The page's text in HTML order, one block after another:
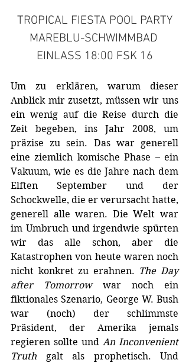
TROPICAL FIESTA POOL PARTY
MAREBLU-SCHWIMMBAD
EINLASS 18:00 FSK 16
Um zu erklären, warum dieser
Anblick mir zusetzt, müssen wir uns
ein wenig auf die Reise durch die
Zeit begeben, ins Jahr 2008, um
präzise zu sein. Das war generell
eine ziemlich komische Phase – ein
Vakuum, wie es die Jahre nach dem
Elften September und der
Schockwelle, die er verursacht hatte,
generell alle waren. Die Welt war
im Umbruch und irgendwie spürten
wir das alle schon, aber die
Katastrophen von heute waren noch
nicht konkret zu erahnen. The Day
after Tomorrow war noch ein
fiktionales Szenario, George W. Bush
war (noch) der schlimmste
Präsident, der Amerika jemals
regieren sollte und An Inconvenient
Truth galt als prophetisch. Und